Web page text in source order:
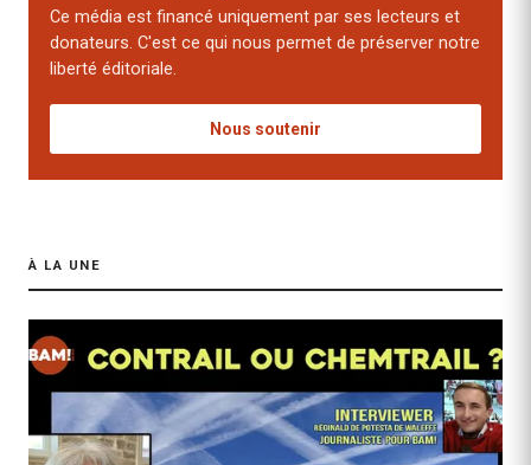
Ce média est financé uniquement par ses lecteurs et
donateurs. C'est ce qui nous permet de préserver notre
liberté éditoriale.
Nous soutenir
À LA UNE